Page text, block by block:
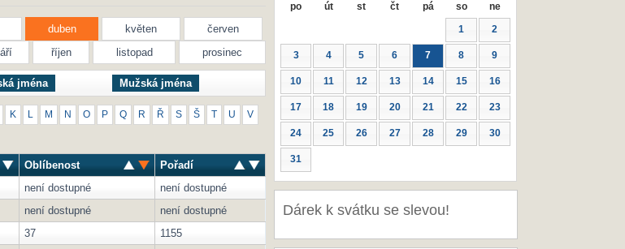
duben květen
červen
říjen listopad prosinec
jména Mužská jména
K M N O P Q R Ř S Š U V
Oblíbenost
Pořadí
není dostupné
není dostupné
není dostupné
není dostupné
37
1155
po út st čt pá so ne
1 2
3 4 5 6 7 8 9
10 11 12 13 14 15 16
17 18 19 20 21 22 23
24 25 26 27 28 29 30
31
Dárek k svátku se slevou!